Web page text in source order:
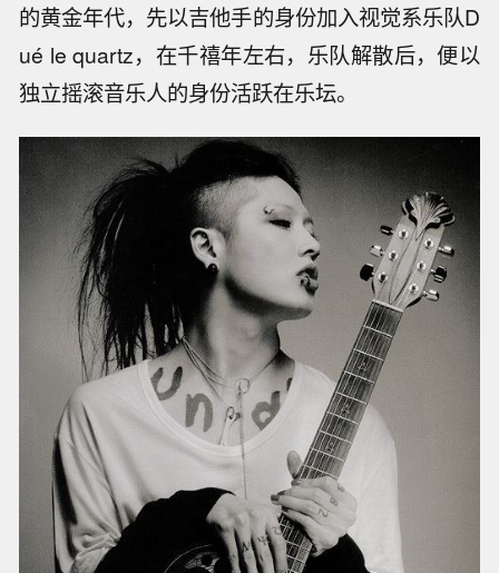
的黄金年代，先以吉他手的身份加入视觉系乐队D
ué le quartz，在千禧年左右，乐队解散后，便以
独立摇滚音乐人的身份活跃在乐坛。